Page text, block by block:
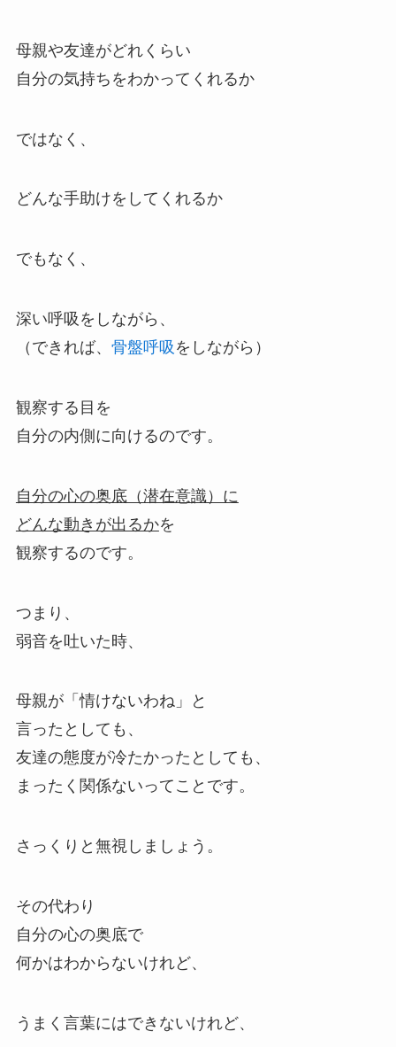
母親や友達がどれくらい
自分の気持ちをわかってくれるか
ではなく、
どんな手助けをしてくれるか
でもなく、
深い呼吸をしながら、
（できれば、 骨盤呼吸 をしながら）
観察する目を
自分の内側に向けるのです。
自分の心の奥底（潜在意識）に
どんな動きが出るかを
観察するのです。
つまり、
弱音を吐いた時、
母親が「情けないわね」と
言ったとしても、
友達の態度が冷たかったとしても、
まったく関係ないってことです。
さっくりと無視しましょう。
その代わり
自分の心の奥底で
何かはわからないけれど、
うまく言葉にはできないけれど、